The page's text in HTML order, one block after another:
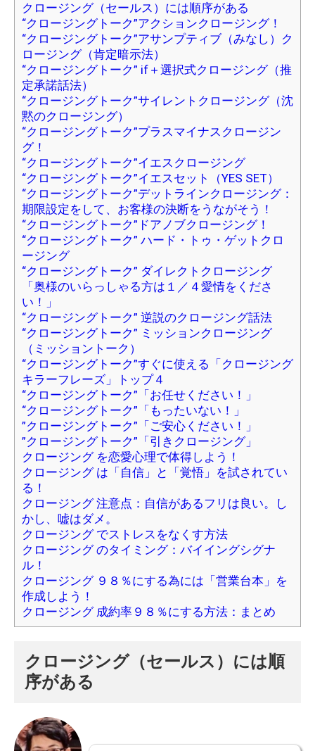
クロージング（セールス）には順序がある
“クロージングトーク”アクションクロージング！
“クロージングトーク”アサンプティブ（みなし）ク
ロージング（肯定暗示法）
“クロージングトーク” if＋選択式クロージング（推
定承諾話法）
“クロージングトーク”サイレントクロージング（沈
黙のクロージング）
“クロージングトーク”プラスマイナスクロージン
グ！
“クロージングトーク”イエスクロージング
“クロージングトーク”イエスセット（YES SET）
“クロージングトーク”デットラインクロージング：
期限設定をして、お客様の決断をうながそう！
“クロージングトーク”ドアノブクロージング！
“クロージングトーク” ハード・トゥ・ゲットクロ
ージング
“クロージングトーク” ダイレクトクロージング
「奥様のいらっしゃる方は１／４愛情をくださ
い！」
“クロージングトーク” 逆説のクロージング話法
“クロージングトーク” ミッションクロージング
（ミッショントーク）
“クロージングトーク”すぐに使える「クロージング
キラーフレーズ」トップ４
“クロージングトーク”「お任せください！」
“クロージングトーク”「もったいない！」
”クロージングトーク”「ご安心ください！」
”クロージングトーク”「引きクロージング」
クロージング を恋愛心理で体得しよう！
クロージング は「自信」と「覚悟」を試されてい
る！
クロージング 注意点：自信があるフリは良い。し
かし、嘘はダメ。
クロージング でストレスをなくす方法
クロージング のタイミング：バイイングシグナ
ル！
クロージング ９８％にする為には「営業台本」を
作成しよう！
クロージング 成約率９８％にする方法：まとめ
クロージング（セールス）には順
序がある